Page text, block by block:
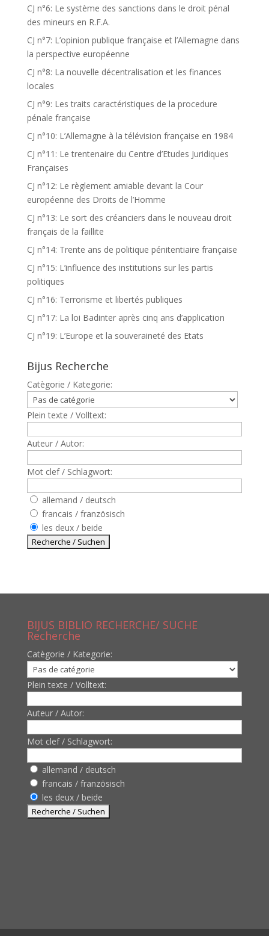
CJ n°6: Le système des sanctions dans le droit pénal
des mineurs en R.F.A.
CJ n°7: L’opinion publique française et l’Allemagne dans
la perspective européenne
CJ n°8: La nouvelle décentralisation et les finances
locales
CJ n°9: Les traits caractéristiques de la procedure
pénale française
CJ n°10: L’Allemagne à la télévision française en 1984
CJ n°11: Le trentenaire du Centre d’Etudes Juridiques
Françaises
CJ n°12: Le règlement amiable devant la Cour
européenne des Droits de l’Homme
CJ n°13: Le sort des créanciers dans le nouveau droit
français de la faillite
CJ n°14: Trente ans de politique pénitentiaire française
CJ n°15: L’influence des institutions sur les partis
politiques
CJ n°16: Terrorisme et libertés publiques
CJ n°17: La loi Badinter après cinq ans d’application
CJ n°19: L’Europe et la souveraineté des Etats
Bijus Recherche
Catègorie / Kategorie:
Plein texte / Volltext:
Auteur / Autor:
Mot clef / Schlagwort:
allemand / deutsch
francais / französisch
les deux / beide
BIJUS BIBLIO RECHERCHE/ SUCHE
Recherche
Catègorie / Kategorie:
Plein texte / Volltext:
Auteur / Autor:
Mot clef / Schlagwort:
allemand / deutsch
francais / französisch
les deux / beide